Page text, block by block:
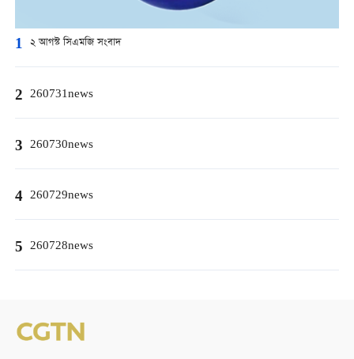
1 ২ আগস্ট সিএমজি সংবাদ
2 260731news
3 260730news
4 260729news
5 260728news